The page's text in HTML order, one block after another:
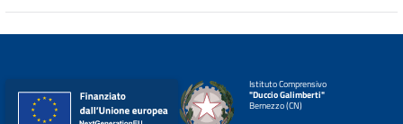
Istituto Comprensivo
"Duccio Galimberti"
Bernezzo (CN)